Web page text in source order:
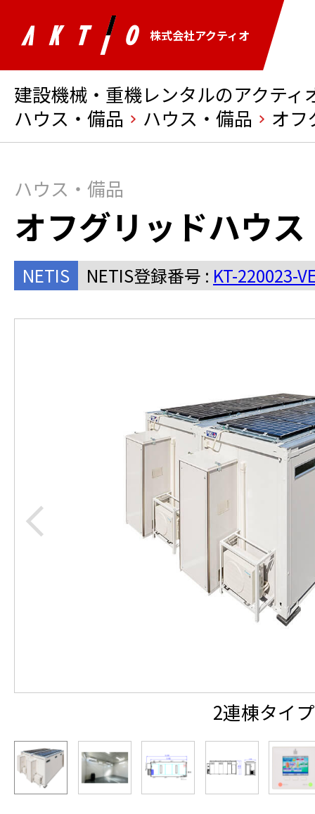
株式会社アクティオ
建設機械・重機レンタルのアクティ
ハウス・備品
ハウス・備品 オフ
ハウス・備品
オフグリッドハウス
NETIS NETIS登録番号 : KT-220023-
2連棟タイプ